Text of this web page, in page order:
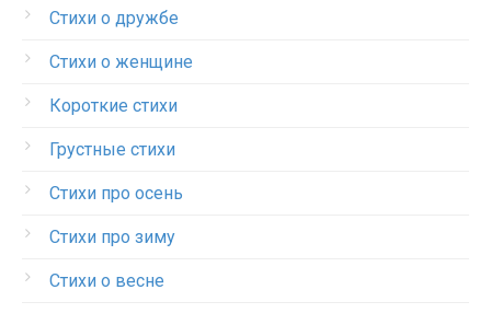
Стихи о дружбе
Стихи о женщине
Короткие стихи
Грустные стихи
Стихи про осень
Стихи про зиму
Стихи о весне